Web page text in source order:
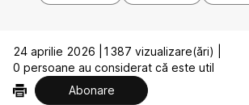
24 aprilie 2026 |
1387 vizualizare(ări) |
0 persoane au considerat că este util
Abonare